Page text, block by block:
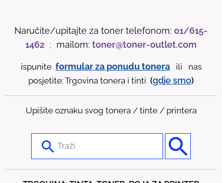
Naručite/upitajte za toner telefonom: 01/615-
1462 ; mailom: toner@toner-outlet.com
ispunite formular za ponudu tonera
ili nas
posjetite: Trgovina tonera i tinti (gdjesmo)
Upišite oznaku svog tonera / tinte / printera
t